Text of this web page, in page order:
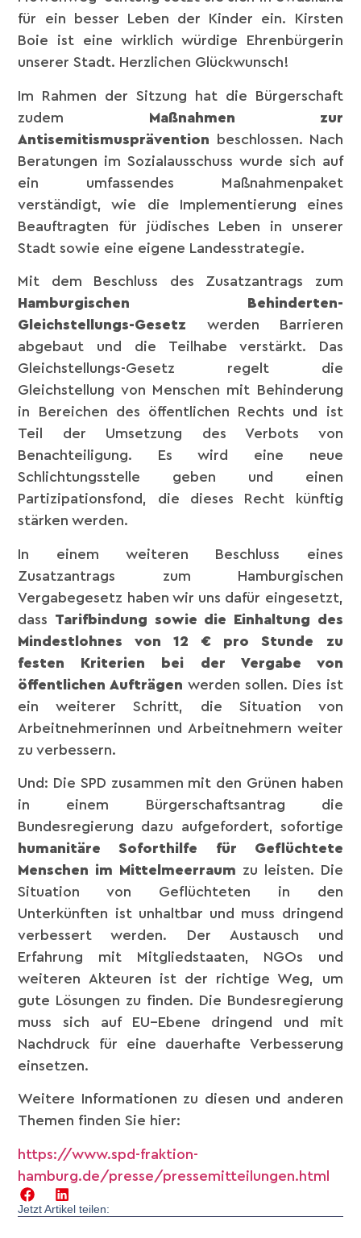
für ein besser Leben der Kinder ein. Kirsten
Boie ist eine wirklich würdige Ehrenbürgerin
unserer Stadt. Herzlichen Glückwunsch!
Im Rahmen der Sitzung hat die Bürgerschaft
zudem Maßnahmen zur
Antisemitismusprävention beschlossen. Nach
Beratungen im Sozialausschuss wurde sich auf
ein umfassendes Maßnahmenpaket
verständigt, wie die Implementierung eines
Beauftragten für jüdisches Leben in unserer
Stadt sowie eine eigene Landesstrategie.
Mit dem Beschluss des Zusatzantrags zum
Hamburgischen Behinderten-
Gleichstellungs-Gesetz werden Barrieren
abgebaut und die Teilhabe verstärkt. Das
Gleichstellungs-Gesetz regelt die
Gleichstellung von Menschen mit Behinderung
in Bereichen des öffentlichen Rechts und ist
Teil der Umsetzung des Verbots von
Benachteiligung. Es wird eine neue
Schlichtungsstelle geben und einen
Partizipationsfond, die dieses Recht künftig
stärken werden.
In einem weiteren Beschluss eines
Zusatzantrags zum Hamburgischen
Vergabegesetz haben wir uns dafür eingesetzt,
dass Tarifbindung sowie die Einhaltung des
Mindestlohnes von 12 € pro Stunde zu
festen Kriterien bei der Vergabe von
öffentlichen Aufträgenwerden sollen. Dies ist
ein weiterer Schritt, die Situation von
Arbeitnehmerinnen und Arbeitnehmern weiter
zu verbessern.
Und: Die SPD zusammen mit den Grünen haben
in einem Bürgerschaftsantrag die
Bundesregierung dazu aufgefordert, sofortige
humanitäre Soforthilfe für Geflüchtete
Menschen im Mittelmeerraum zu leisten. Die
Situation von Geflüchteten in den
Unterkünften ist unhaltbar und muss dringend
verbessert werden. Der Austausch und
Erfahrung mit Mitgliedstaaten, NGOs und
weiteren Akteuren ist der richtige Weg, um
gute Lösungen zu finden. Die Bundesregierung
muss sich auf EU–Ebene dringend und mit
Nachdruck für eine dauerhafte Verbesserung
einsetzen.
Weitere Informationen zu diesen und anderen
Themen finden Sie hier:
https://www.spd-fraktion-
hamburg.de/presse/pressemitteilungen.html
Jetzt Artikel teilen: